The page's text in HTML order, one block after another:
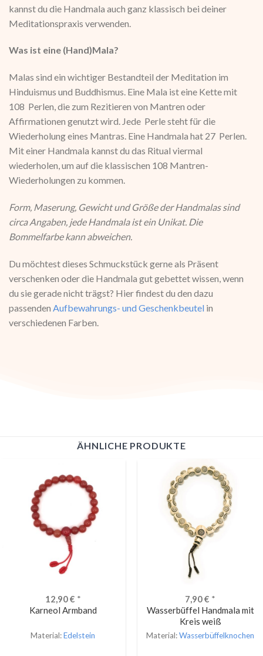
kannst du die Handmala auch ganz klassisch bei deiner
Meditationspraxis verwenden.
Was ist eine (Hand)Mala?
Malas sind ein wichtiger Bestandteil der Meditation im
Hinduismus und Buddhismus. Eine Mala ist eine Kette mit
108 Perlen, die zum Rezitieren von Mantren oder
Affirmationen genutzt wird. Jede Perle steht für die
Wiederholung eines Mantras. Eine Handmala hat 27 Perlen.
Mit einer Handmala kannst du das Ritual viermal
wiederholen, um auf die klassischen 108 Mantren-
Wiederholungen zu kommen.
Form, Maserung, Gewicht und Größe der Handmalas sind
circa Angaben, jede Handmala ist ein Unikat. Die
Bommelfarbe kann abweichen.
Du möchtest dieses Schmuckstück gerne als Präsent
verschenken oder die Handmala gut gebettet wissen, wenn
du sie gerade nicht trägst? Hier findest du den dazu
passenden Aufbewahrungs- und Geschenkbeutel in
verschiedenen Farben.
ÄHNLICHE PRODUKTE
12,90€ *
Karneol Armband
Material:Edelstein
7,90€ *
Wasserbüffel Handmala mit
Kreis weiß
Material:Wasserbüffelknochen